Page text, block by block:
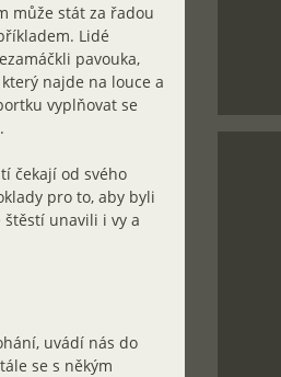
může stát za řadou
Lidé
pavouka,
najde na louce a
vyplňovat se
čekají od svého
pro to, aby byli
štěstí unavili i vy a
uvádí nás do
se s někým